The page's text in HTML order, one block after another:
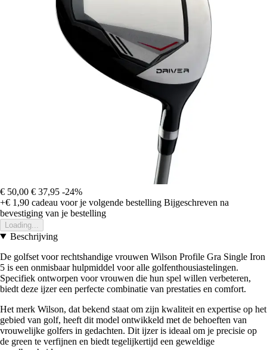
€ 50,00 € 37,95 -24%
+€ 1,90 cadeau voor je volgende bestelling Bijgeschreven na
bevestiging van je bestelling
Loading...
Beschrijving
De golfset voor rechtshandige vrouwen Wilson Profile Gra Single Iron
5 is een onmisbaar hulpmiddel voor alle golfenthousiastelingen.
Specifiek ontworpen voor vrouwen die hun spel willen verbeteren,
biedt deze ijzer een perfecte combinatie van prestaties en comfort.
Het merk Wilson, dat bekend staat om zijn kwaliteit en expertise op het
gebied van golf, heeft dit model ontwikkeld met de behoeften van
vrouwelijke golfers in gedachten. Dit ijzer is ideaal om je precisie op
de green te verfijnen en biedt tegelijkertijd een geweldige